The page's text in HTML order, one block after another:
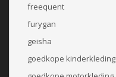
freequent
furygan
geisha
goedkope kinderkleding